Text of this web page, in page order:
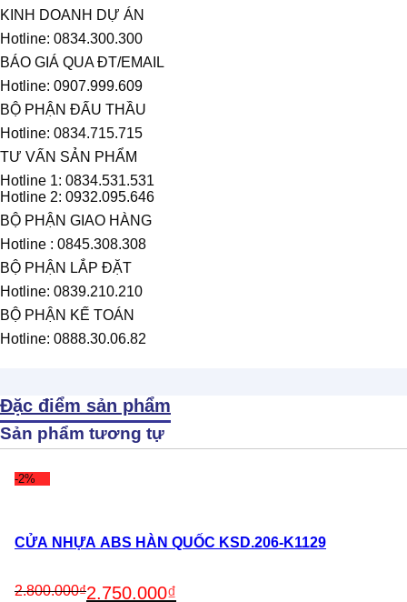
KINH DOANH DỰ ÁN
Hotline: 0834.300.300
BÁO GIÁ QUA ĐT/EMAIL
Hotline: 0907.999.609
BỘ PHẬN ĐẤU THẦU
Hotline: 0834.715.715
TƯ VẤN SẢN PHẨM
Hotline 1: 0834.531.531
Hotline 2: 0932.095.646
BỘ PHẬN GIAO HÀNG
Hotline : 0845.308.308
BỘ PHẬN LẮP ĐẶT
Hotline: 0839.210.210
BỘ PHẬN KẾ TOÁN
Hotline: 0888.30.06.82
Đặc điểm sản phẩm
Sản phẩm tương tự
-2%
CỬA NHỰA ABS HÀN QUỐC KSD.206-K1129
2.800.000₫2.750.000₫